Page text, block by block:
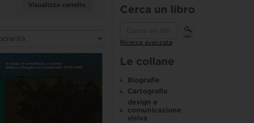
Visualizza carrello Cerca un libro
Ricerca avanzata
Le collane
Biografie
Cartografia
design e
comunicazione
visiva